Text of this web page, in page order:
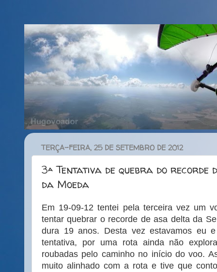
TERÇA-FEIRA, 25 DE SETEMBRO DE 2012
3ª Tentativa de quebra do recorde
da Moeda
Em 19-09-12 tentei pela terceira vez um
tentar quebrar o recorde de asa delta da
dura 19 anos. Desta vez estavamos eu
tentativa, por uma rota ainda não
roubadas pelo caminho no início do voo.
muito alinhado com a rota e tive que